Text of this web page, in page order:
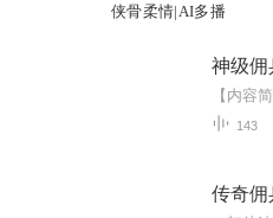
侠骨柔情|AI多播
神级佣
143
传奇佣